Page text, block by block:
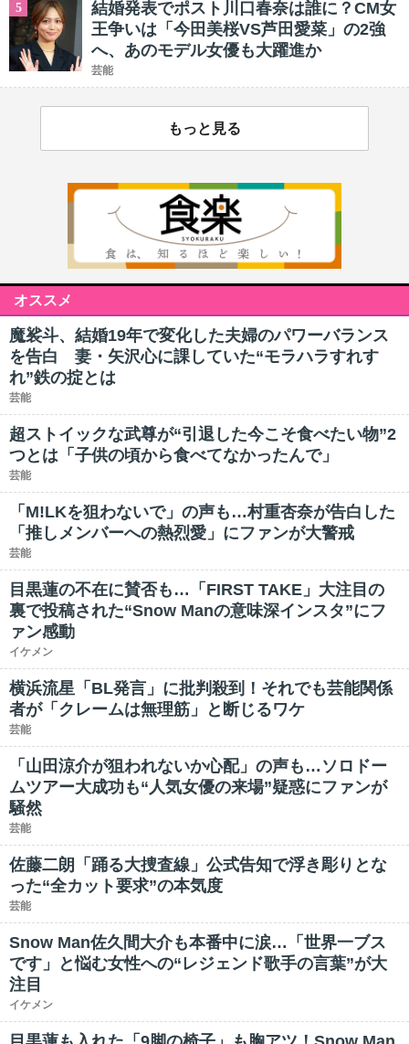
5
結婚発表でポスト川口春奈は誰に？CM女
王争いは「今田美桜VS芦田愛菜」の2強
へ、あのモデル女優も大躍進か
芸能
もっと見る
オススメ
魔裟斗、結婚19年で変化した夫婦のパワーバランス
を告白 妻・矢沢心に課していた“モラハラすれす
れ”鉄の掟とは
芸能
超ストイックな武尊が“引退した今こそ食べたい物”2
つとは「子供の頃から食べてなかったんで」
芸能
「M!LKを狙わないで」の声も…村重杏奈が告白した
「推しメンバーへの熱烈愛」にファンが大警戒
芸能
目黒蓮の不在に賛否も…「FIRST TAKE」大注目の
裏で投稿された“Snow Manの意味深インスタ”にフ
ァン感動
イケメン
横浜流星「BL発言」に批判殺到！それでも芸能関係
者が「クレームは無理筋」と断じるワケ
芸能
「山田涼介が狙われないか心配」の声も…ソロドー
ムツアー大成功も“人気女優の来場”疑惑にファンが
騒然
芸能
佐藤二朗「踊る大捜査線」公式告知で浮き彫りとな
った“全カット要求”の本気度
芸能
Snow Man佐久間大介も本番中に涙…「世界一ブス
です」と悩む女性への“レジェンド歌手の言葉”が大
注目
イケメン